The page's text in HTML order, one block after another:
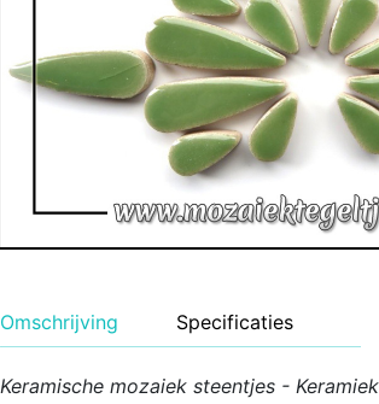
Omschrijving Specificaties
Keramische mozaiek steentjes -